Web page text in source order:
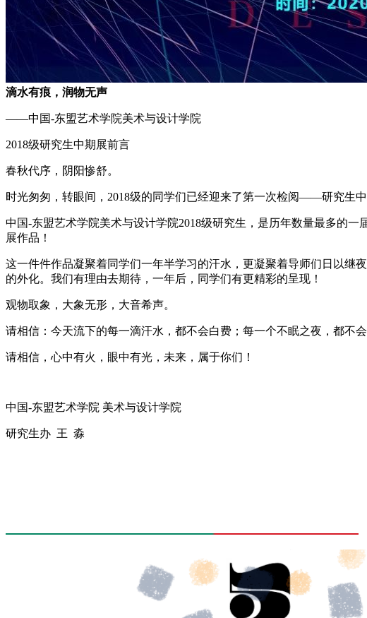
滴水有痕，润物无声
——中国-东盟艺术学院美术与设计学院
2018级研究生中期展前言
春秋代序，阴阳惨舒。
时光匆匆，转眼间，2018级的同学们已经迎来了第一次检阅——研究生
中国-东盟艺术学院美术与设计学院2018级研究生，是历年数量最多的
展作品！
这一件件作品凝聚着同学们一年半学习的汗水，更凝聚着导师们日以继
的外化。我们有理由去期待，一年后，同学们有更精彩的呈现！
观物取象，大象无形，大音希声。
请相信：今天流下的每一滴汗水，都不会白费；每一个不眠之夜，都不会
请相信，心中有火，眼中有光，未来，属于你们！
中国-东盟艺术学院 美术与设计学院
研究生办 王 淼